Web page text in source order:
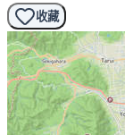
收藏